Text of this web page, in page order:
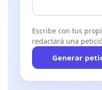
Escribe con tus
redactará una
Generar